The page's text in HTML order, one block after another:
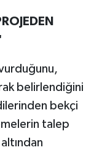
belirlendiğini
bekçi
talep